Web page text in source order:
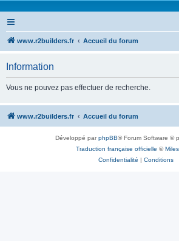
www.r2builders.fr Accueil du forum
Information
Vous ne pouvez pas effectuer de recherche.
www.r2builders.fr Accueil du forum
Développé parphpBB® Forum Software ©
Traduction française officielle ©
Confidentialité | Conditions